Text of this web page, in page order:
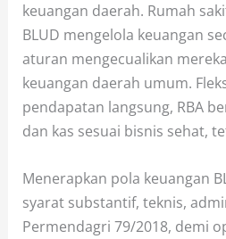
keuangan daerah. Rumah
BLUD mengelola keuangan
aturan mengecualikan
keuangan daerah umum.
pendapatan langsung, RBA
dan kas sesuai bisnis sehat,
Menerapkan pola keuangan
syarat substantif, teknis,
Permendagri 79/2018, demi